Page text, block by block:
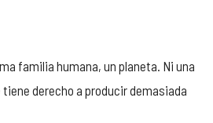
familia humana, un planeta. Ni una
derecho a producir demasiada